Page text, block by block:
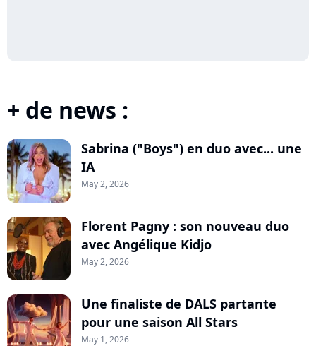
+ de news :
Sabrina ("Boys") en duo avec... une
IA
May 2, 2026
Florent Pagny : son nouveau duo
avec Angélique Kidjo
May 2, 2026
Une finaliste de DALS partante
pour une saison All Stars
May 1, 2026